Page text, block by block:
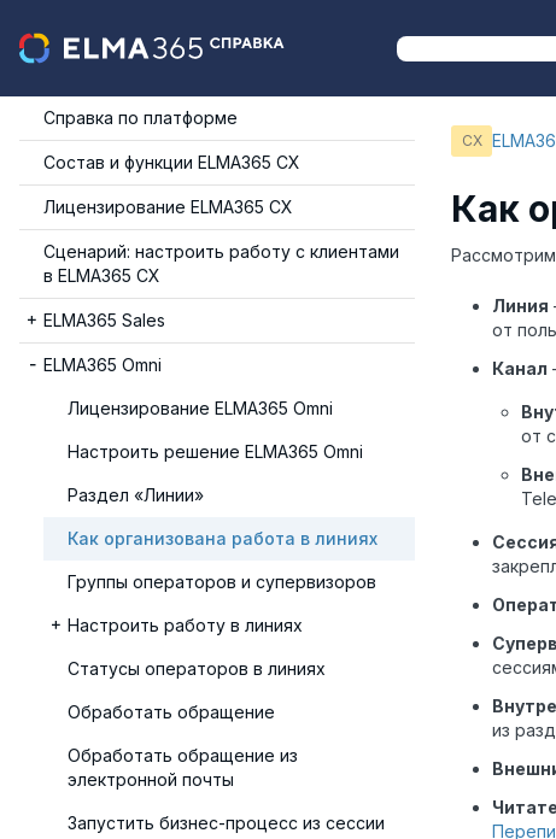
Справка по платформе
Состав и функции ELMA365 СХ
Лицензирование ELMA365 СХ
Сценарий: настроить работу с клиентами
в ELMA365 CX
ELMA365 Sales
ELMA365 Omni
Лицензирование ELMA365 Omni
Настроить решение ELMA365 Omni
Раздел «Линии»
Как организована работа в линиях
Группы операторов и супервизоров
Настроить работу в линиях
Статусы операторов в линиях
Обработать обращение
Обработать обращение из
электронной почты
Запустить бизнес-процесс из сессии
CX
Как
Линия
от
Канал
от
из